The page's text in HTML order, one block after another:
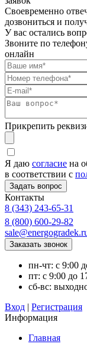
Своевременно
дозвониться и
У вас остались
Звоните по
онлайн
Прикрепить
Я даю согласие на
в соответствии с
Контакты
8 (343) 243-65-31
8 (800) 600-29-82
пн-чт: с 9:00
пт: с 9:00 до
сб-вс:
Вход | Регистрация
Информация
Главная